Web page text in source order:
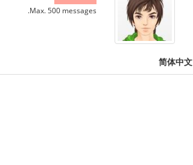
Max. 500 messages.
简体中文